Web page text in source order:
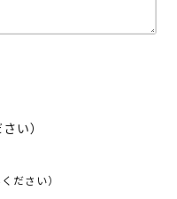
い）
ださい）